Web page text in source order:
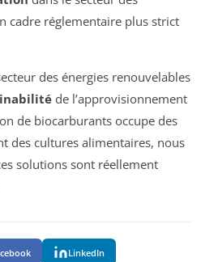
cadre réglementaire plus strict
des énergies renouvelables
de l’approvisionnement
de biocarburants occupe des
des cultures alimentaires, nous
solutions sont réellement
LinkedIn